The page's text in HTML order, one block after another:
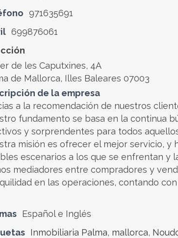
971635691
699876061
de les Caputxines, 4A
de Mallorca, Illes Baleares 07003
de la empresa
a la recomendación de nuestros
fundamento se basa en la continua
y sorprendentes para todos
misión es ofrecer el mejor servicio,
escenarios a los que se enfrentan y
mediadores entre compradores y
en las operaciones, contando
Español e Inglés
Inmobiliaria Palma, mallorca,